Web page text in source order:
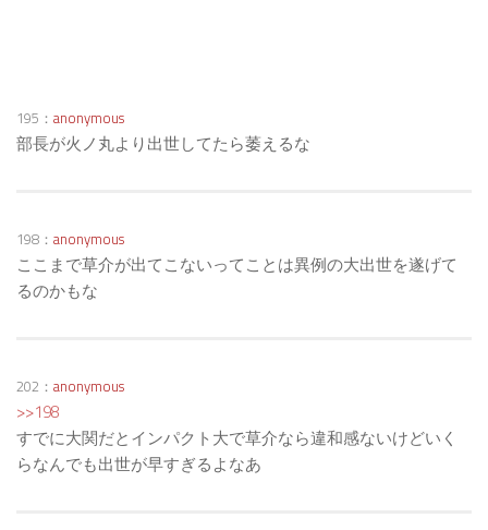
195： anonymous
部長が火ノ丸より出世してたら萎えるな
198： anonymous
ここまで草介が出てこないってことは異例の大出世を遂げて
るのかもな
202： anonymous
>>198
すでに大関だとインパクト大で草介なら違和感ないけどいく
らなんでも出世が早すぎるよなあ